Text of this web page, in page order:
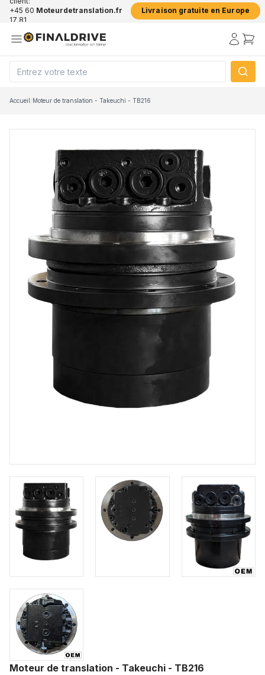
+45 60
17 81
Moteurdetranslation.fr Livraison gratuite en Europe
Accueil/Moteur de translation - Takeuchi - TB216
Moteur de translation - Takeuchi - TB216